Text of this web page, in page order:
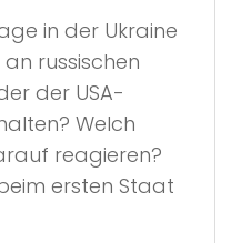
in der Ukraine
russischen
der USA-
Welch
reagieren?
ersten Staat